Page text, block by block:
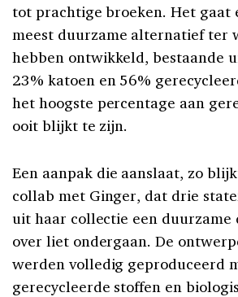
tot prachtige broeken. Het gaat
meest duurzame alternatief ter
hebben ontwikkeld, bestaande
23% katoen en 56%
het hoogste percentage aan
ooit blijkt te zijn.
Een aanpak die aanslaat, zo
collab met Ginger, dat drie
uit haar collectie een duurzame
over liet ondergaan. De
werden volledig geproduceerd
gerecycleerde stoffen en